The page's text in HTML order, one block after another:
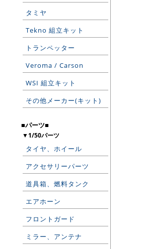
タミヤ
Tekno 組立キット
トランペッター
Veroma / Carson
WSI 組立キット
その他メーカー(キット)
■パーツ■
▼1/50パーツ
タイヤ、ホイール
アクセサリーパーツ
道具箱、燃料タンク
エアホーン
フロントガード
ミラー、アンテナ